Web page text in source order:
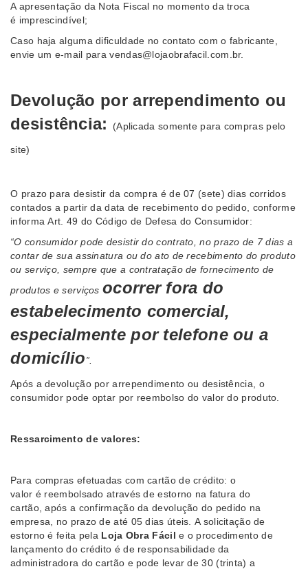
A apresentação da Nota Fiscal no momento da troca
é imprescindível;
Caso haja alguma dificuldade no contato com o fabricante,
envie um e-mail paravendas@lojaobrafacil.com.br.
Devolução por arrependimento ou
desistência:
(Aplicada somente para compras pelo
site)
O prazo para desistir da compra é de 07 (sete) dias corridos
contados a partir da data de recebimento do pedido, conforme
informa Art. 49 do Código de Defesa do Consumidor:
“O consumidor pode desistir do contrato, no prazo de 7 dias a
contar de sua assinatura ou do ato de recebimento do produto
ou serviço, sempre que a contratação de fornecimento de
produtos e serviçosocorrer fora do
estabelecimento comercial,
especialmente por telefone ou a
domicílio”.
Após a devolução por arrependimento ou desistência, o
consumidor pode optar por reembolso do valor do produto.
Ressarcimento de valores:
Para compras efetuadas com cartão de crédito: o
valor é reembolsado através de estorno na fatura do
cartão, após a confirmação da devolução do pedido na
empresa, no prazo de até 05 dias úteis. A solicitação de
estorno é feita pela Loja Obra Fácil e o procedimento de
lançamento do crédito é de responsabilidade da
administradora do cartão e pode levar de 30 (trinta) a